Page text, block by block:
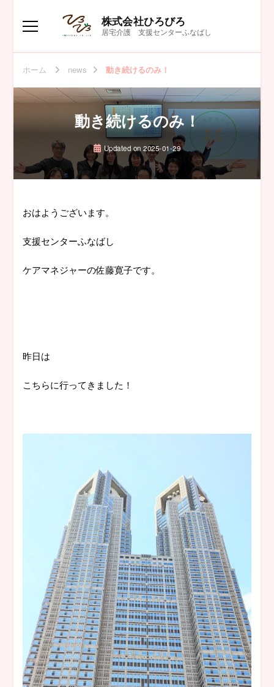
株式会社ひろびろ
居宅介護 支援センターふなばし
ホーム news 動き続けるのみ！
動き続けるのみ！
Updated on2025-01-29
おはようございます。
支援センターふなばし
ケアマネジャーの佐藤寛子です。
昨日は
こちらに行ってきました！